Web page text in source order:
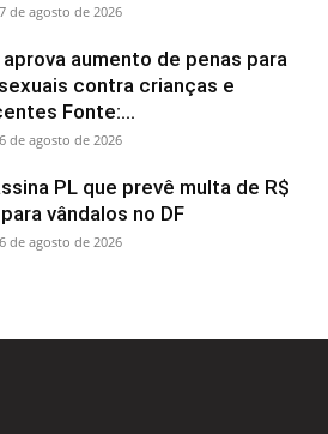
7 de agosto de 2026
aprova aumento de penas para
contra crianças e
Fonte:...
6 de agosto de 2026
PL que prevê multa de R$
vândalos no DF
6 de agosto de 2026